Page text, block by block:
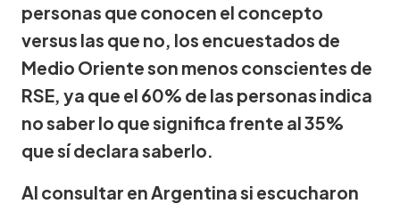
personas que conocen el concepto
versus las que no, los encuestados de
Medio Oriente son menos conscientes de
RSE, ya que el 60% de las personas indica
no saber lo que significa frente al 35%
que sí declara saberlo.
Al consultar en Argentina si escucharon